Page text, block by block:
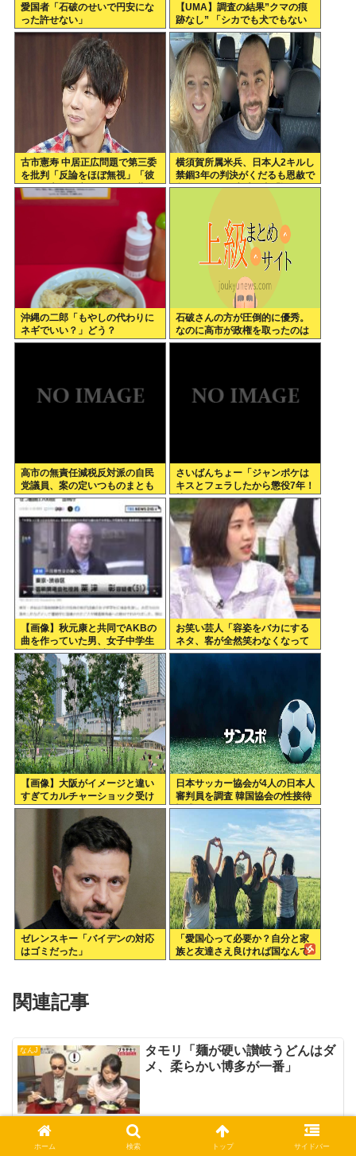
愛国者「石破のせいで円安にな
った許せない」
【UMA】調査の結果”クマの痕
跡なし” 「シカでも犬でもない
ゴロンとして黒い動物を見た」
札幌市清田区
古市憲寿 中居正広問題で第三委
を批判「反論をほぼ無視」「彼
らが一方的に言ったことが世の
中に定着してしまう」橋下徹も
横須賀所属米兵、日本人2キルし
禁錮3年の判決がくだるも恩赦で
釈放！ニュー速愛国者「辺野
沖縄の二郎「もやしの代わりに
ネギでいい？」どう？
石破さんの方が圧倒的に優秀。
なのに高市が政権を取ったのは
おかしい
高市の無責任減税反対派の自民
党議員、案の定いつものまとも
なメンツだったwww
さいばんちょー「ジャンポケは
キスとフェラしたから懲役7年！
執行猶予なし！」←殺人並みに
重くて草
【画像】秋元康と共同でAKBの
曲を作っていた男、女子中学生
達と撮影した1700点のAVをネ
ットで販売していたwww
お笑い芸人「容姿をバカにする
ネタ、客が全然笑わなくなって
きた」
【画像】大阪がイメージと違い
すぎてカルチャーショック受け
てる
日本サッカー協会が4人の日本人
審判員を調査 韓国協会の性接待
疑惑で
ゼレンスキー「バイデンの対応
はゴミだった」
「愛国心って必要か？自分と家
族と友達さえ良ければ国なんて
どうでもいいじゃん。近所のコ
関連記事
なんJ
タモリ「麺が硬い讃岐うどんはダ
メ、柔らかい博多が一番」
なんJ 松本人志「千尋が豚の中に両親は
ホーム 検索 トップ サイドバー